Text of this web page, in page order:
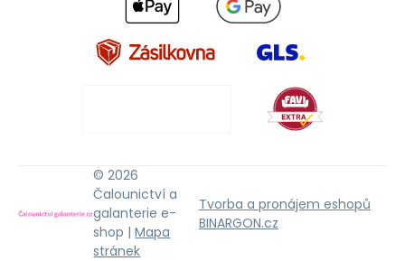
© 2026
Čalounictví a
galanterie e-
shop |Mapa
stránek
Tvorba a pronájem eshopů
BINARGON.cz